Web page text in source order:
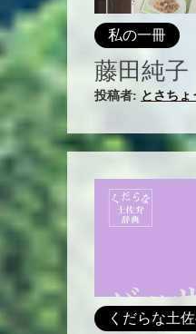
私の一冊
藤田純子
投稿者: とさちょ
くだらな土